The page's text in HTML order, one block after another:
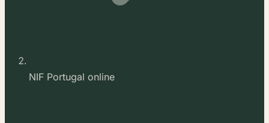
NIF Portugal online